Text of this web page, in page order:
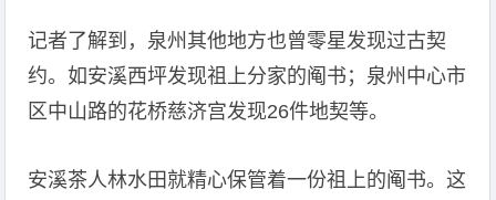
记者了解到，泉州其他地方也曾零星发现过古契
约。如安溪西坪发现祖上分家的阄书；泉州中心市
区中山路的花桥慈济宫发现26件地契等。
安溪茶人林水田就精心保管着一份祖上的阄书。这